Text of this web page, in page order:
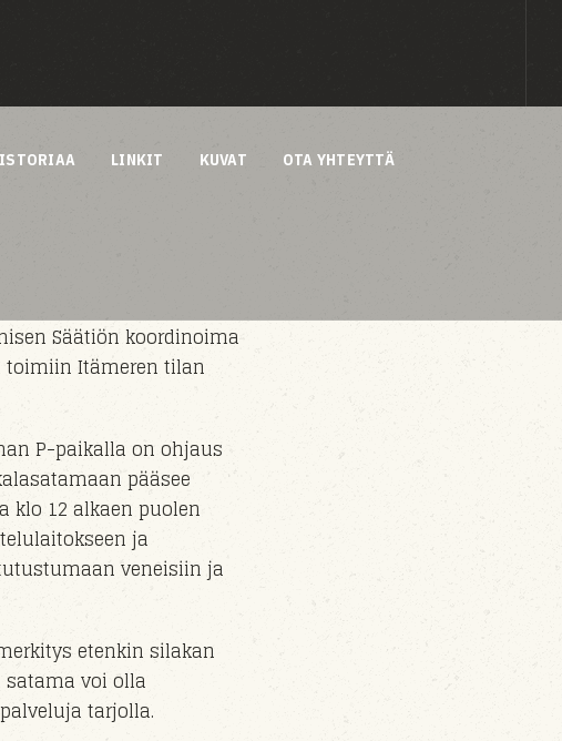
LINKIT KUVAT OTA YHTEYTTÄ
Säätiön koordinoima
toimiin Itämeren tilan
P-paikalla on ohjaus
pääsee
klo 12 alkaen puolen
ja
veneisiin ja
etenkin silakan
voi olla
tarjolla.